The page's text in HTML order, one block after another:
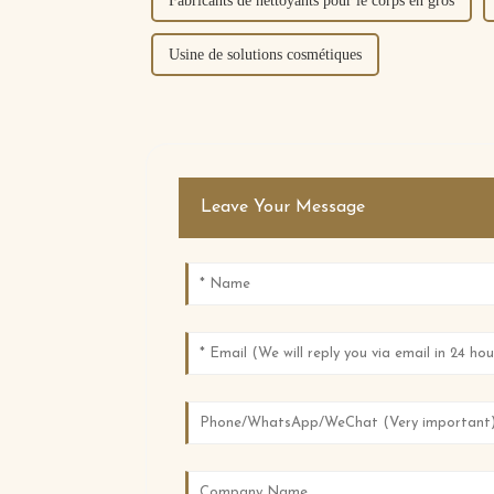
Usine de solutions cosmétiques
Leave Your Message